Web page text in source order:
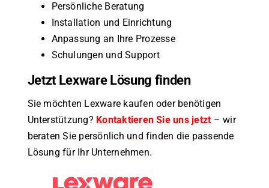
Persönliche Beratung
Installation und Einrichtung
Anpassung an Ihre Prozesse
Schulungen und Support
Jetzt Lexware Lösung finden
Sie möchten Lexware kaufen oder benötigen
Unterstützung? Kontaktieren Sie uns jetzt – wir
beraten Sie persönlich und finden die passende
Lösung für Ihr Unternehmen.